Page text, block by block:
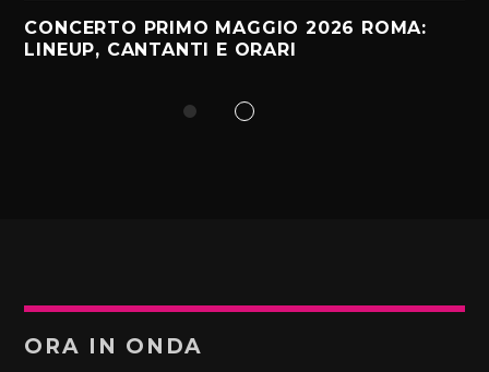
CONCERTO PRIMO MAGGIO 2026 ROMA:
LINEUP, CANTANTI E ORARI
ORA IN ONDA